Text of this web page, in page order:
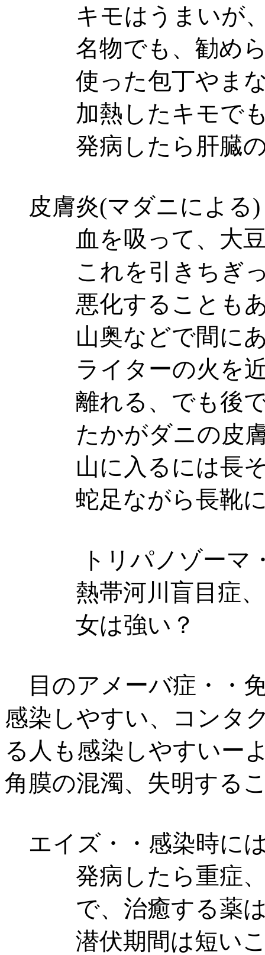
キモはうまいが、
名物でも、勧めら
使った包丁やまな
加熱したキモでも
発病したら肝臓の
皮膚炎(マダニによる
血を吸って、大豆
これを引きちぎっ
悪化することもあ
山奥などで間にあ
ライターの火を近
離れる、でも後で
たかがダニの皮膚
山に入るには長そ
蛇足ながら長靴に
トリパノゾーマ・
熱帯河川盲目症、
女は強い？ 日
目のアメーバ症・
感染しやすい、コン
る人も感染しやすい
角膜の混濁、失明する
エイズ・・感染時に
発病したら重症、
で、治癒する薬は
潜伏期間は短いこ